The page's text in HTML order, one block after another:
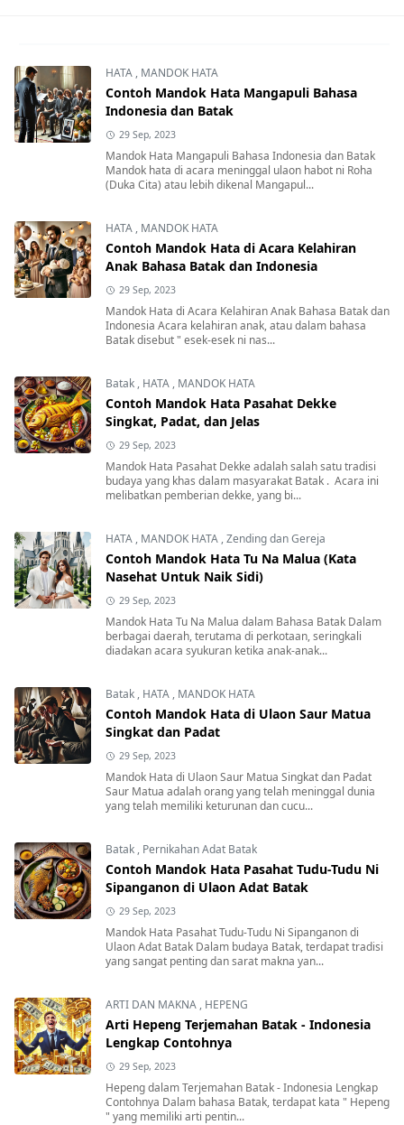
HATA , MANDOK HATA
Contoh Mandok Hata Mangapuli Bahasa
Indonesia dan Batak
29 Sep, 2023
Mandok Hata Mangapuli Bahasa Indonesia dan Batak
Mandok hata di acara meninggal ulaon habot ni Roha
(Duka Cita) atau lebih dikenal Mangapul...
HATA , MANDOK HATA
Contoh Mandok Hata di Acara Kelahiran
Anak Bahasa Batak dan Indonesia
29 Sep, 2023
Mandok Hata di Acara Kelahiran Anak Bahasa Batak dan
Indonesia Acara kelahiran anak, atau dalam bahasa
Batak disebut " esek-esek ni nas...
Batak , HATA , MANDOK HATA
Contoh Mandok Hata Pasahat Dekke
Singkat, Padat, dan Jelas
29 Sep, 2023
Mandok Hata Pasahat Dekke adalah salah satu tradisi
budaya yang khas dalam masyarakat Batak . Acara ini
melibatkan pemberian dekke, yang bi...
HATA , MANDOK HATA ,Zending dan Gereja
Contoh Mandok Hata Tu Na Malua (Kata
Nasehat Untuk Naik Sidi)
29 Sep, 2023
Mandok Hata Tu Na Malua dalam Bahasa Batak Dalam
berbagai daerah, terutama di perkotaan, seringkali
diadakan acara syukuran ketika anak-anak...
Batak , HATA , MANDOK HATA
Contoh Mandok Hata di Ulaon Saur Matua
Singkat dan Padat
29 Sep, 2023
Mandok Hata di Ulaon Saur Matua Singkat dan Padat
Saur Matua adalah orang yang telah meninggal dunia
yang telah memiliki keturunan dan cucu...
Batak , Pernikahan Adat Batak
Contoh Mandok Hata Pasahat Tudu-Tudu Ni
Sipanganon di Ulaon Adat Batak
29 Sep, 2023
Mandok Hata Pasahat Tudu-Tudu Ni Sipanganon di
Ulaon Adat Batak Dalam budaya Batak, terdapat tradisi
yang sangat penting dan sarat makna yan...
ARTI DAN MAKNA , HEPENG
Arti Hepeng Terjemahan Batak - Indonesia
Lengkap Contohnya
29 Sep, 2023
Hepeng dalam Terjemahan Batak - Indonesia Lengkap
Contohnya Dalam bahasa Batak, terdapat kata " Hepeng
" yang memiliki arti pentin...